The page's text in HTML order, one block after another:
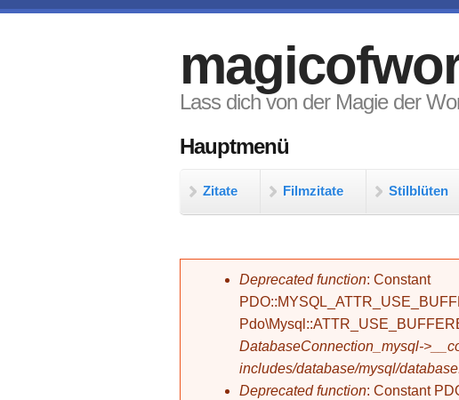
Lass dich von der Magie der
Hauptmenü
Zitate Filmzitate Stilblüten
Fehlermeldung
Deprecated function: Constant
DatabaseConnection_mysql-
includes/database/mysql/
Deprecated function: Constant